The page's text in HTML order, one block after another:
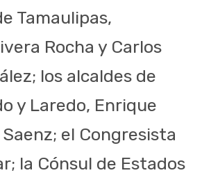
Tamaulipas,
Rocha y Carlos
los alcaldes de
y Laredo, Enrique
el Congresista
la Cónsul de Estados